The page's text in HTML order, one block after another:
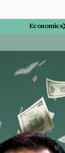
Economics